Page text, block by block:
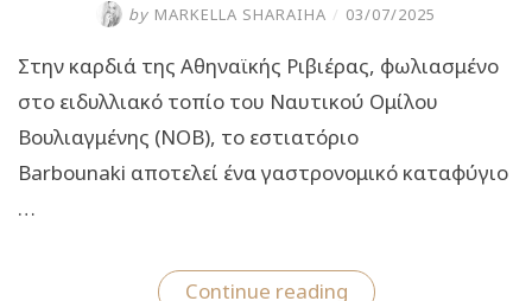
by MARKELLA SHARAIHA / 03/07/2025
Στην καρδιά της Αθηναϊκής Ριβιέρας, φωλιασμένο
στο ειδυλλιακό τοπίο του Ναυτικού Ομίλου
Βουλιαγμένης (ΝΟΒ), το εστιατόριο
Barbounaki αποτελεί ένα γαστρονομικό καταφύγιο
…
Continue reading“Barbounaki: